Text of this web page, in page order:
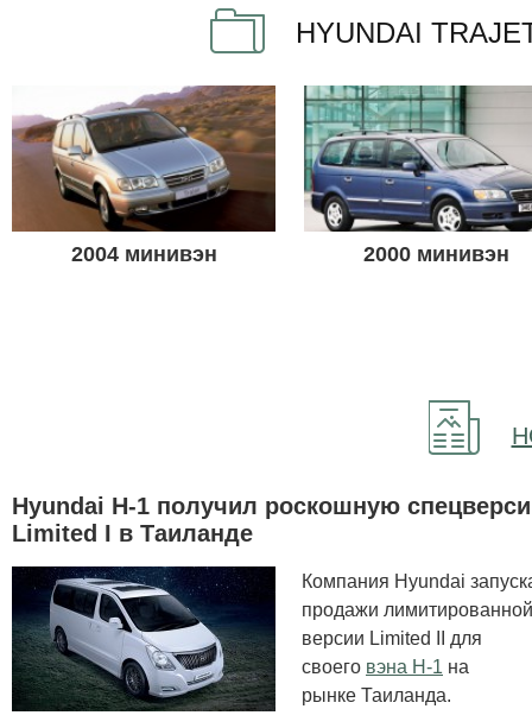
HYUNDAI
2004 минивэн 2000 минивэн
Hyundai H-1 получил роскошную
Limited I в Таиланде
Компания Hyundai
продажи лимитированной
версии Limited II для
своего вэна H-1 на
рынке Таиланда.